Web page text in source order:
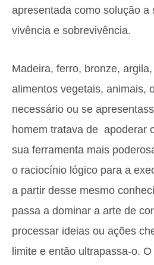
apresentada como solução a
vivência e sobrevivência.
Madeira, ferro, bronze,
alimentos vegetais, animais,
necessário ou se
homem tratava de apoderar
sua ferramenta mais
o raciocínio lógico para a
a partir desse mesmo
passa a dominar a arte de
processar ideias ou ações
limite e então ultrapassa-o.